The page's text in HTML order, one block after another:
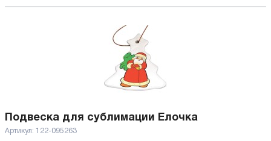
Подвеска для сублимации Елочка
Артикул: 122-095263